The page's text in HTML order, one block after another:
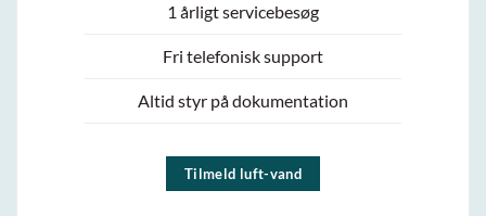
1 årligt servicebesøg
Fri telefonisk support
Altid styr på dokumentation
Tilmeld luft-vand